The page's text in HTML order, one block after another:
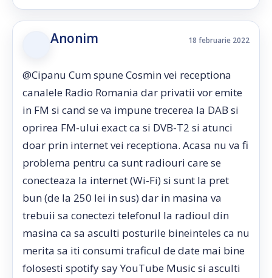
Anonim 18 februarie 2022
@Cipanu Cum spune Cosmin vei receptiona
canalele Radio Romania dar privatii vor emite
in FM si cand se va impune trecerea la DAB si
oprirea FM-ului exact ca si DVB-T2 si atunci
doar prin internet vei receptiona. Acasa nu va fi
problema pentru ca sunt radiouri care se
conecteaza la internet (Wi-Fi) si sunt la pret
bun (de la 250 lei in sus) dar in masina va
trebuii sa conectezi telefonul la radioul din
masina ca sa asculti posturile bineinteles ca nu
merita sa iti consumi traficul de date mai bine
folosesti spotify say YouTube Music si asculti